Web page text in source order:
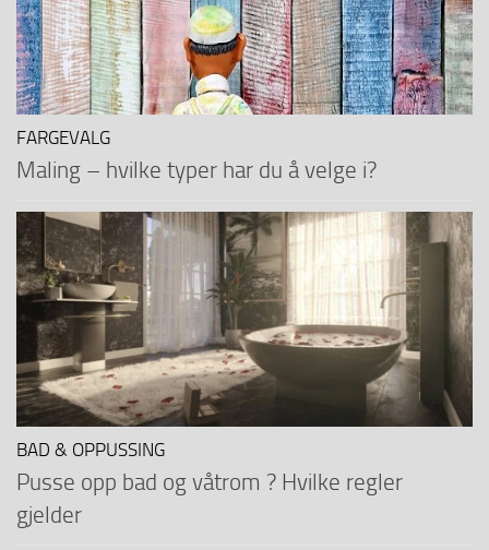
FARGEVALG
Maling – hvilke typer har du å velge i?
BAD & OPPUSSING
Pusse opp bad og våtrom ? Hvilke regler
gjelder